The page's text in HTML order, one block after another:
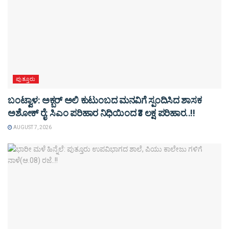
ಪುತ್ತೂರು
ಬಂಟ್ವಾಳ: ಅಕ್ಬರ್ ಅಲಿ ಕುಟುಂಬದ ಮನವಿಗೆ ಸ್ಪಂದಿಸಿದ ಶಾಸಕ
ಅಶೋಕ್ ರೈ: ಸಿಎಂ ಪರಿಹಾರ ನಿಧಿಯಿಂದ ₹3 ಲಕ್ಷ ಪರಿಹಾರ..!!
AUGUST 7, 2026